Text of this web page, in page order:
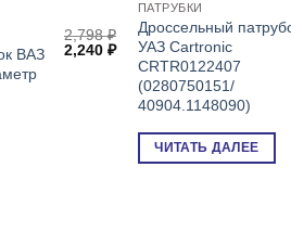
ВАЗ
2,798₽
Первоначальная
составляла
2,240 ₽Текущая
цена:
2,240 ₽.
ПАТРУБКИ
Дроссельный
УАЗ Cartronic
CRTR0122407
(0280750151/
40904.1148090)
ЧИТАТЬ ДАЛЕЕ